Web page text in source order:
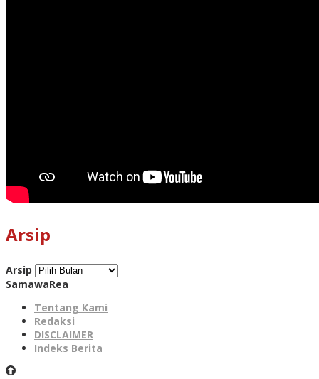
Arsip
Arsip
SamawaRea
Tentang Kami
Redaksi
DISCLAIMER
Indeks Berita